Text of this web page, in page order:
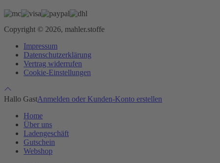
Copyright © 2026, mahler.stoffe
Impressum
Datenschutzerklärung
Vertrag widerrufen
Cookie-Einstellungen
Hallo GastAnmelden oder Kunden-Konto erstellen
Home
Über uns
Ladengeschäft
Gutschein
Webshop